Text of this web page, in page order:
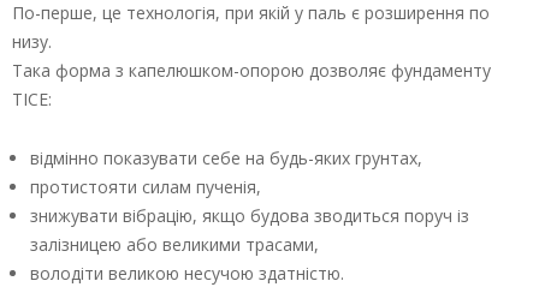
По-перше, це технологія, при якій у паль є розширення по
низу.
Така форма з капелюшком-опорою дозволяє фундаменту
ТІСЕ:
відмінно показувати себе на будь-яких грунтах,
протистояти силам пученія,
знижувати вібрацію, якщо будова зводиться поруч із
залізницею або великими трасами,
володіти великою несучою здатністю.